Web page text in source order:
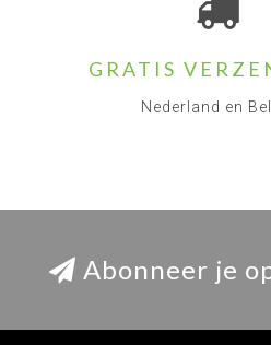
GRATIS
Nederland en
Abonneer je